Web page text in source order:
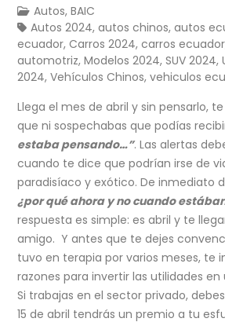
Autos,BAIC
Autos 2024,autos chinos,autos
ecuador,Carros 2024,carros ecuador
automotriz,Modelos 2024,SUV 2024,
2024,Vehículos Chinos,vehiculos
Llega el mes de abril y sin pensarlo,
que ni sospechabas que podías
estaba pensando…”. Las alertas
cuando te dice que podrían irse de
paradisíaco y exótico. De inmediato
¿por qué ahora y no cuando
respuesta es simple: es abril y te
amigo. Y antes que te dejes
tuvo en terapia por varios meses, te
razones para invertir las utilidades en
Si trabajas en el sector privado,
15 de abril tendrás un premio a tu